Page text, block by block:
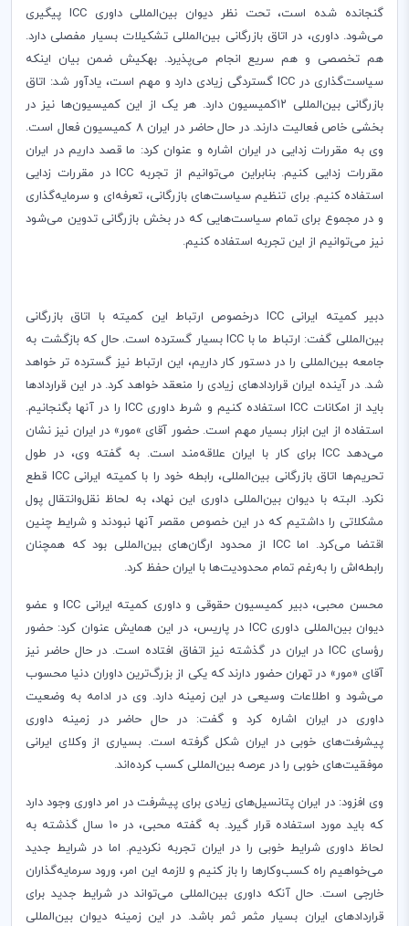
گنجانده شده است، تحت نظر دیوان بین‌المللی داوری ICC پیگیری
می‌شود. داوری، در اتاق بازرگانی بین‌المللی تشکیلات بسیار مفصلی دارد.
هم تخصصی و هم سریع انجام می‌پذیرد. بهکیش ضمن بیان اینکه
سیاست‌گذاری در ICC گستردگی زیادی دارد و مهم است، یادآور شد: اتاق
بازرگانی بین‌المللی ۱۲کمیسیون دارد. هر یک از این کمیسیون‌ها نیز در
بخشی خاص فعالیت دارند. در حال حاضر در ایران ۸ کمیسیون فعال است.
وی به مقررات زدایی در ایران اشاره و عنوان کرد: ما قصد داریم در ایران
مقررات زدایی کنیم. بنابراین می‌توانیم از تجربه ICCدر مقررات زدایی
استفاده کنیم. برای تنظیم سیاست‌های بازرگانی، تعرفه‌ای و سرمایه‌گذاری
و در مجموع برای تمام سیاست‌هایی که در بخش بازرگانی تدوین می‌شود
نیز می‌توانیم از این تجربه استفاده کنیم.
دبیر کمیته ایرانیICC درخصوص ارتباط این کمیته با اتاق بازرگانی
بین‌المللی گفت: ارتباط ما با ICCبسیار گسترده است. حال که بازگشت به
جامعه بین‌المللی را در دستور کار داریم،‌ این ارتباط نیز گسترده تر خواهد
شد. در آینده ایران قراردادهای زیادی را منعقد خواهد کرد. در این قراردادها
باید از امکانات ICC استفاده کنیم و شرط داوری ICC را در آنها بگنجانیم.
استفاده از این ابزار بسیار مهم است. حضور آقای «مور» در ایران نیز نشان
می‌دهد ICCبرای کار با ایران علاقه‌مند است. به گفته وی، در طول
تحریم‌ها اتاق بازرگانی بین‌المللی، رابطه خود را با کمیته ایرانیICC قطع
نکرد. البته با دیوان بین‌المللی داوری این نهاد، به لحاظ نقل‌وانتقال پول
مشکلاتی را داشتیم که در این خصوص مقصر آنها نبودند و شرایط چنین
اقتضا می‌کرد. اما ICC از محدود ارگان‌های بین‌المللی بود که همچنان
رابطه‌اش را به‌رغم تمام محدودیت‌ها با ایران حفظ کرد.
محسن محبی، دبیر کمیسیون حقوقی و داوری کمیته ایرانی ICC و عضو
دیوان بین‌المللی داوری ICC در پاریس، در این همایش عنوان کرد: حضور
رؤسای ICC در ایران در گذشته نیز اتفاق افتاده است. در حال حاضر نیز
آقای «مور» در تهران حضور دارند که یکی از بزرگ‌ترین داوران دنیا محسوب
می‌شود و اطلاعات وسیعی در این زمینه دارد. وی در ادامه به وضعیت
داوری در ایران اشاره کرد و گفت: در حال حاضر در زمینه داوری
پیشرفت‌های خوبی در ایران شکل گرفته است. بسیاری از وکلای ایرانی
موفقیت‌های خوبی را در عرصه بین‌المللی کسب کرده‌اند.
وی افزود: در ایران پتانسیل‌های زیادی برای پیشرفت در امر داوری وجود دارد
که باید مورد استفاده قرار گیرد. به گفته محبی، در ۱۰ سال گذشته به
لحاظ داوری شرایط خوبی را در ایران تجربه نکردیم. اما در شرایط جدید
می‌خواهیم راه کسب‌وکارها را باز کنیم و لازمه این امر، ورود سرمایه‌گذاران
خارجی است. حال آنکه داوری بین‌المللی می‌تواند در شرایط جدید برای
قراردادهای ایران بسیار مثمر ثمر باشد. در این زمینه دیوان بین‌المللی